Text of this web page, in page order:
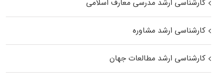
کارشناسی ارشد مدرسی معارف اسلامی
کارشناسی ارشد مشاوره
کارشناسی ارشد مطالعات جهان